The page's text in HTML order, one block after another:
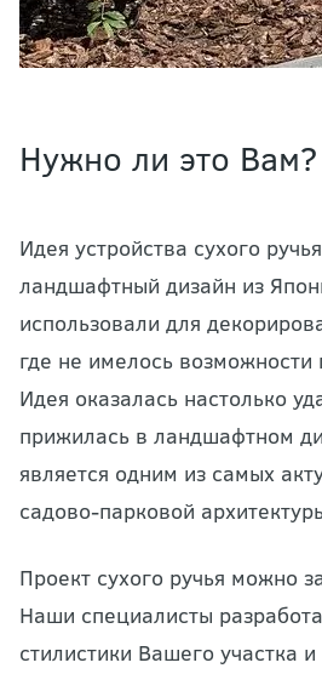
Нужно ли это Вам?
Идея устройства сухого
ландшафтный дизайн из
использовали для
где не имелось возможности
Идея оказалась настолько
прижилась в ландшафтном
является одним из самых
садово-парковой
Проект сухого ручья можно
Наши специалисты
стилистики Вашего участка